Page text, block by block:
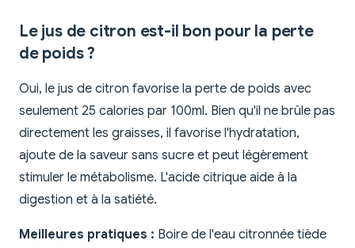
Le jus de citron est-il bon pour la perte
de poids ?
Oui, le jus de citron favorise la perte de poids avec
seulement 25 calories par 100ml. Bien qu'il ne brûle pas
directement les graisses, il favorise l'hydratation,
ajoute de la saveur sans sucre et peut légèrement
stimuler le métabolisme. L'acide citrique aide à la
digestion et à la satiété.
Meilleures pratiques : Boire de l'eau citronnée tiède